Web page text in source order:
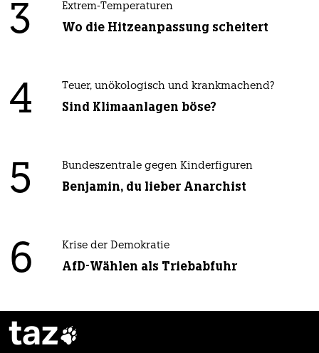
3 Extrem-Temperaturen
Wo die Hitzeanpassung scheitert
4 Teuer, unökologisch und krankmachend?
Sind Klimaanlagen böse?
5 Bundeszentrale gegen Kinderfiguren
Benjamin, du lieber Anarchist
6 Krise der Demokratie
AfD-Wählen als Triebabfuhr
taz